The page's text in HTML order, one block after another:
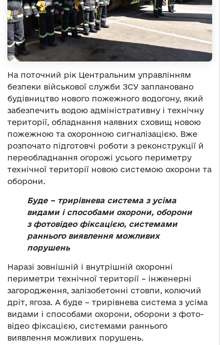
На поточний рік Центральним управлінням
безпеки військової служби ЗСУ заплановано
будівництво нового пожежного водогону, який
забезпечить водою адміністративну і технічну
території, обладнання наявних сховищ новою
пожежною та охоронною сигналізацією. Вже
розпочато підготовчі роботи з реконструкції й
переобладнання огорожі усього периметру
технічної території новою системою охорони та
оборони.
Буде – трирівнева система з усіма
видами і способами охорони, оборони
з фотовідео фіксацією, системами
раннього виявлення можливих
порушень
Наразі зовнішній і внутрішній охоронні
периметри технічної території – інженерні
загородження, залізобетонні стовпи, колючий
дріт, ягоза. А буде – трирівнева система з усіма
видами і способами охорони, оборони з фото-
відео фіксацією, системами раннього
виявлення можливих порушень.